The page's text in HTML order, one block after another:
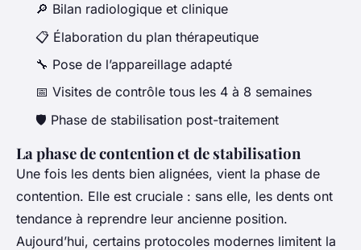
🔎 Bilan radiologique et clinique
📋 Élaboration du plan thérapeutique
🔧 Pose de l’appareillage adapté
📅 Visites de contrôle tous les 4 à 8 semaines
🛡 Phase de stabilisation post-traitement
La phase de contention et de stabilisation
Une fois les dents bien alignées, vient la phase de
contention. Elle est cruciale : sans elle, les dents ont
tendance à reprendre leur ancienne position.
Aujourd’hui, certains protocoles modernes limitent la